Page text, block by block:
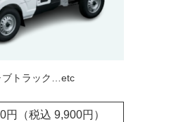
ブトラック…etc
円（税込 9,900円）